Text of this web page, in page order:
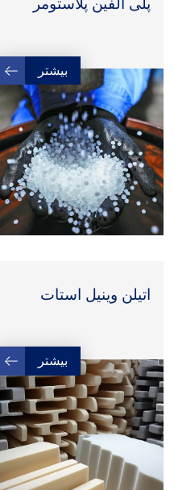
پلی الفین پلاستومر
بیشتر
اتیلن وینیل استات
بیشتر